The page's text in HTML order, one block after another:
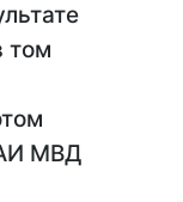
том
МВД